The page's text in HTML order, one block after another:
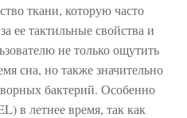
ткани, которую часто
ее тактильные свойства и
не только ощутить
сна, но также значительно
бактерий. Особенно
в летнее время, так как